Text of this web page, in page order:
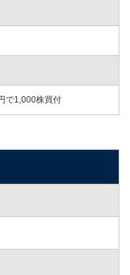
で1,000株買付